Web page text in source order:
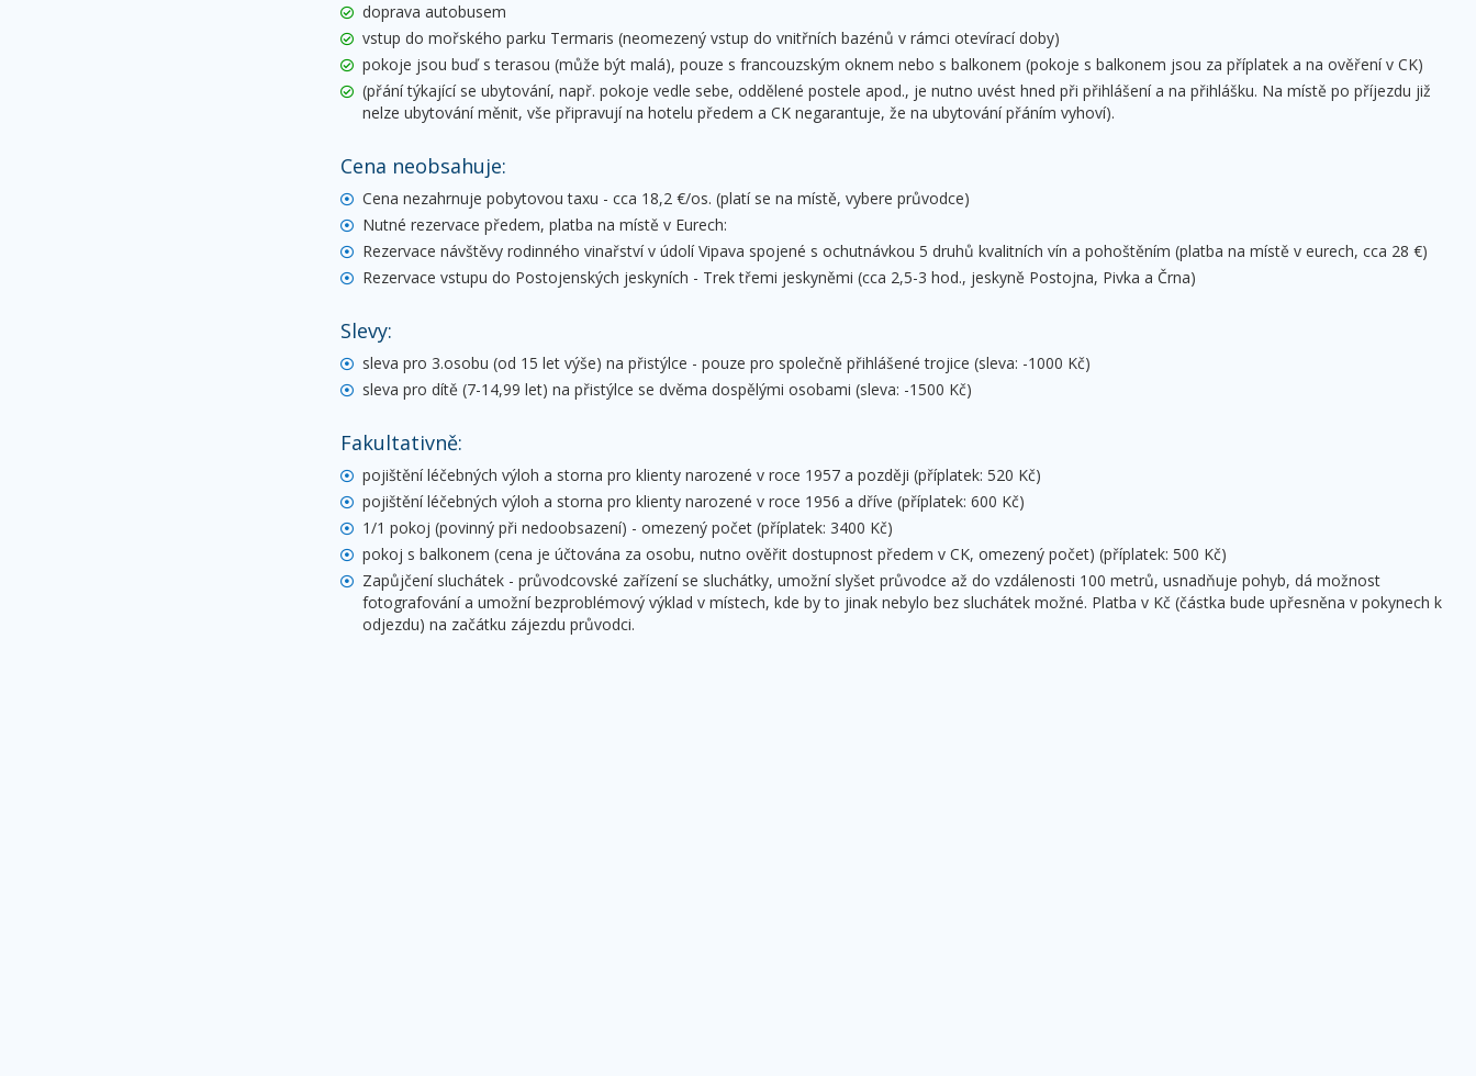
doprava autobusem
vstup do mořského parku Termaris (neomezený vstup do vnitřních bazénů v rámci otevírací doby)
pokoje jsou buď s terasou (může být malá), pouze s francouzským oknem nebo s balkonem (pokoje s balkonem jsou za příplatek a na ověření v CK)
(přání týkající se ubytování, např. pokoje vedle sebe, oddělené postele apod., je nutno uvést hned při přihlášení a na přihlášku. Na místě po příjezdu již
nelze ubytování měnit, vše připravují na hotelu předem a CK negarantuje, že na ubytování přáním vyhoví).
Cena neobsahuje:
Cena nezahrnuje pobytovou taxu - cca 18,2 €/os. (platí se na místě, vybere průvodce)
Nutné rezervace předem, platba na místě v Eurech:
Rezervace návštěvy rodinného vinařství v údolí Vipava spojené s ochutnávkou 5 druhů kvalitních vín a pohoštěním (platba na místě v eurech, cca 28 €)
Rezervace vstupu do Postojenských jeskyních - Trek třemi jeskyněmi (cca 2,5-3 hod., jeskyně Postojna, Pivka a Črna)
Slevy:
sleva pro 3.osobu (od 15 let výše) na přistýlce - pouze pro společně přihlášené trojice (sleva: -1000 Kč)
sleva pro dítě (7-14,99 let) na přistýlce se dvěma dospělými osobami (sleva: -1500 Kč)
Fakultativně:
pojištění léčebných výloh a storna pro klienty narozené v roce 1957 a později (příplatek: 520 Kč)
pojištění léčebných výloh a storna pro klienty narozené v roce 1956 a dříve (příplatek: 600 Kč)
1/1 pokoj (povinný při nedoobsazení) - omezený počet (příplatek: 3400 Kč)
pokoj s balkonem (cena je účtována za osobu, nutno ověřit dostupnost předem v CK, omezený počet) (příplatek: 500 Kč)
Zapůjčení sluchátek - průvodcovské zařízení se sluchátky, umožní slyšet průvodce až do vzdálenosti 100 metrů, usnadňuje pohyb, dá možnost
fotografování a umožní bezproblémový výklad v místech, kde by to jinak nebylo bez sluchátek možné. Platba v Kč (částka bude upřesněna v pokynech k
odjezdu) na začátku zájezdu průvodci.